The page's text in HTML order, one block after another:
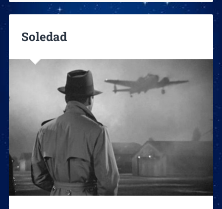
Soledad